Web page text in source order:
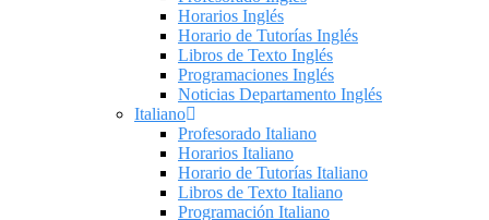
Horarios Inglés
Horario de Tutorías Inglés
Libros de Texto Inglés
Programaciones Inglés
Noticias Departamento Inglés
Italiano
Profesorado Italiano
Horarios Italiano
Horario de Tutorías Italiano
Libros de Texto Italiano
Programación Italiano